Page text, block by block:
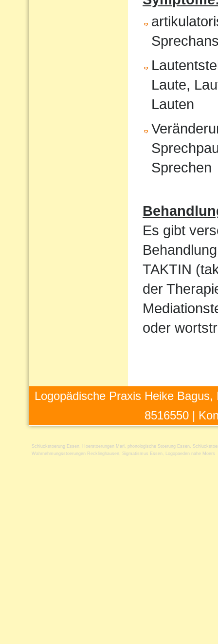
Laute,
Lauten
Sprechen
Es gibt
TAKTIN
der
oder
Logopädische Praxis Heike
8516550 |
Schluckstoerung Essen , Hoerstoerungen Marl , phonologische Stoerung Essen ,
Wahrnehmungsstoerungen Recklinghausen , Sigmatismus Essen , Logopaeden nahe Moers